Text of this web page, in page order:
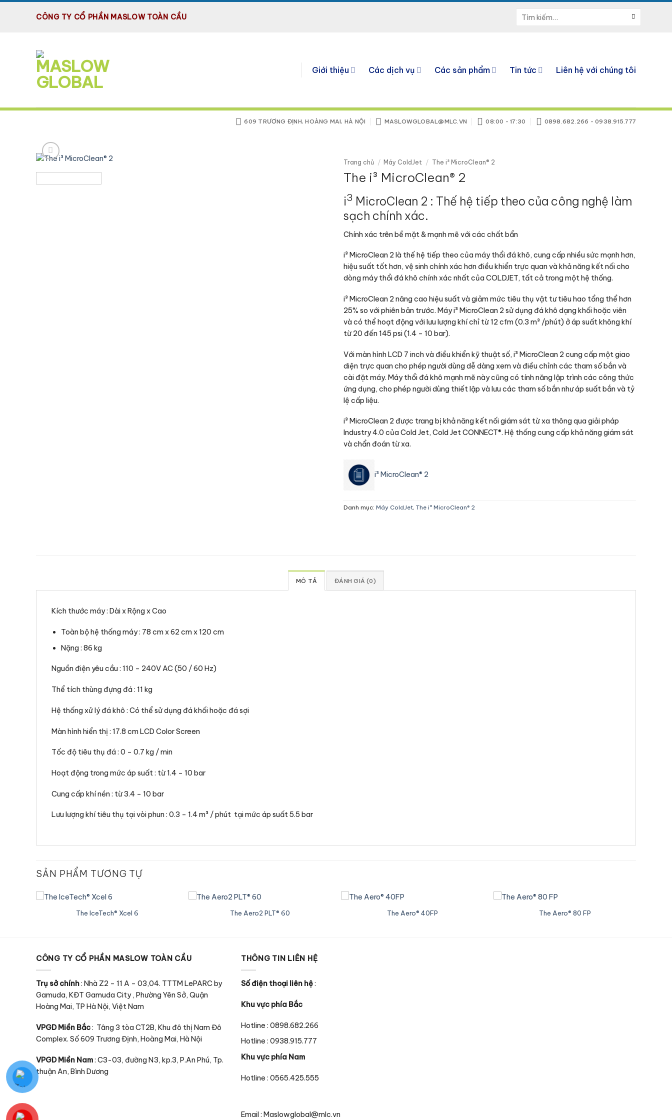
Bỏ
CÔNG TY CỔ PHẦN MASLOW TOÀN CẦU
kiếm:
Giới thiệu Các dịch vụ Các sản phẩm Tin tức Liên hệ với chúng tôi
609 TRƯƠNG ĐỊNH, HOÀNG MAI, HÀ NỘI MASLOWGLOBAL@MLC.VN 08:00 - 17:30 0898.682.266 - 0938.915.777
Trang chủ / Máy ColdJet / The i³ MicroClean® 2
The i³ MicroClean® 2
i3 MicroClean 2 : Thế hệ tiếp theo của công nghệ làm
sạch chính xác.
Chính xác trên bề mặt & mạnh mẽ với các chất bẩn
i³ MicroClean 2 là thế hệ tiếp theo của máy thổi đá khô, cung cấp nhiều sức mạnh hơn,
hiệu suất tốt hơn, vệ sinh chính xác hơn điều khiển trực quan và khả năng kết nối cho
dòng máy thổi đá khô chính xác nhất của COLDJET, tất cả trong một hệ thống.
i³ MicroClean 2 nâng cao hiệu suất và giảm mức tiêu thụ vật tư tiêu hao tổng thể hơn
25% so với phiên bản trước. Máy i³ MicroClean 2 sử dụng đá khô dạng khối hoặc viên
và có thể hoạt động với lưu lượng khí chỉ từ 12 cfm (0.3 m³ /phút) ở áp suất không khí
từ 20 đến 145 psi (1.4 – 10 bar).
Với màn hình LCD 7 inch và điều khiển kỹ thuật số, i³ MicroClean 2 cung cấp một giao
diện trực quan cho phép người dùng dễ dàng xem và điều chỉnh các tham số bắn và
cài đặt máy. Máy thổi đá khô mạnh mẽ này cũng có tính năng lập trình các công thức
ứng dụng, cho phép người dùng thiết lập và lưu các tham số bắn như áp suất bắn và tỷ
lệ cấp liệu.
i³ MicroClean 2 được trang bị khả năng kết nối giám sát từ xa thông qua giải pháp
Industry 4.0 của Cold Jet, Cold Jet CONNECT®. Hệ thống cung cấp khả năng giám sát
và chẩn đoán từ xa.
i³ MicroClean® 2
Danh mục: Máy ColdJet, The i³ MicroClean® 2
MÔ TẢ ĐÁNH GIÁ (0)
Kích thước máy : Dài x Rộng x Cao
Toàn bộ hệ thống máy : 78 cm x 62 cm x 120 cm
Nặng : 86 kg
Nguồn điện yêu cầu : 110 – 240V AC (50 / 60 Hz)
Thể tích thùng đựng đá : 11 kg
Hệ thống xử lý đá khô : Có thể sử dụng đá khối hoặc đá sợi
Màn hình hiển thị : 17.8 cm LCD Color Screen
Tốc độ tiêu thụ đá : 0 – 0.7 kg / min
Hoạt động trong mức áp suất : từ 1.4 – 10 bar
Cung cấp khí nén : từ 3.4 – 10 bar
Lưu lượng khí tiêu thụ tại vòi phun : 0.3 – 1.4 m³ / phút tại mức áp suất 5.5 bar
SẢN PHẨM TƯƠNG TỰ
The IceTech® Xcel 6 The Aero2 PLT® 60 The Aero® 40FP The Aero® 80 FP
CÔNG TY CỔ PHẦN MASLOW TOÀN CẦU
Trụ sở chính: Nhà Z2 – 11 A – 03,04. TTTM LePARC by
Gamuda, KĐT Gamuda City , Phường Yên Sở, Quận
Hoàng Mai, TP Hà Nội, Việt Nam
VPGD Miền Bắc: Tâng 3 tòa CT2B, Khu đô thị Nam Đô
Complex. Số 609 Trương Định, Hoàng Mai, Hà Nội
VPGD Miền Nam: C3-03, đường N3, kp.3, P.An Phú, Tp.
thuận An, Bình Dương
THÔNG TIN LIÊN HỆ
Số điện thoại liên hệ:
Khu vực phía Bắc
Hotline : 0898.682.266
Hotline : 0938.915.777
Khu vực phía Nam
Hotline : 0565.425.555
Email : Maslowglobal@mlc.vn